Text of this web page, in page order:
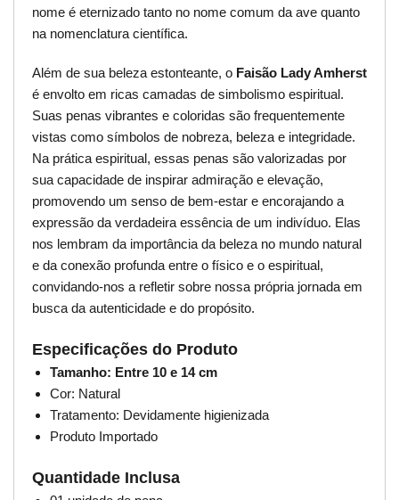
nome é eternizado tanto no nome comum da ave quanto
na nomenclatura científica.
Além de sua beleza estonteante, o Faisão Lady Amherst
é envolto em ricas camadas de simbolismo espiritual.
Suas penas vibrantes e coloridas são frequentemente
vistas como símbolos de nobreza, beleza e integridade.
Na prática espiritual, essas penas são valorizadas por
sua capacidade de inspirar admiração e elevação,
promovendo um senso de bem-estar e encorajando a
expressão da verdadeira essência de um indivíduo. Elas
nos lembram da importância da beleza no mundo natural
e da conexão profunda entre o físico e o espiritual,
convidando-nos a refletir sobre nossa própria jornada em
busca da autenticidade e do propósito.
Especificações do Produto
Tamanho: Entre 10 e 14 cm
Cor: Natural
Tratamento: Devidamente higienizada
Produto Importado
Quantidade Inclusa